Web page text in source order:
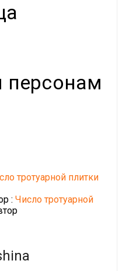
тротуарной плитки
: Число тротуарной